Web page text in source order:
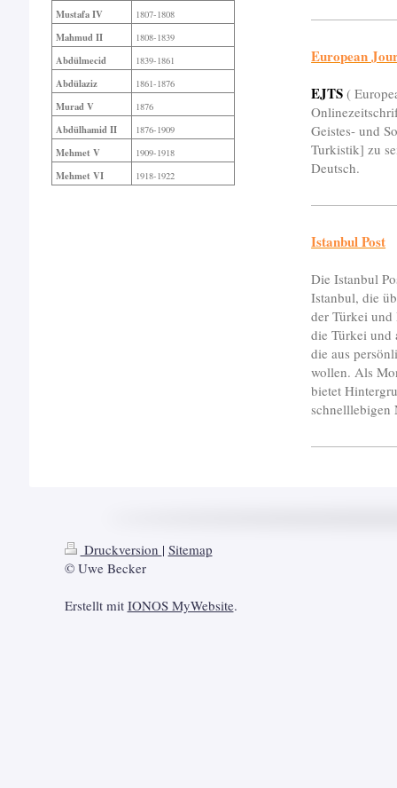
European
EJTS (
Geistes- und
Turkistik] zu
Deutsch.
Istanbul Post
Die Istanbul
Istanbul, die
der Türkei und
die Türkei und
die aus
wollen. Als
bietet
schnelllebigen
Mustafa IV 1807-1808
Mahmud II 1808-1839
Abdülmecid 1839-1861
Abdülaziz 1861-1876
Murad V 1876
Abdülhamid II 1876-1909
Mehmet V 1909-1918
Mehmet VI 1918-1922
Druckversion | Sitemap
© Uwe Becker
Erstellt mit IONOS MyWebsite.